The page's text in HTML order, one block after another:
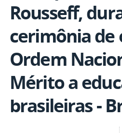
Rousseff,
cerimônia de
Ordem
Mérito a
brasileiras -